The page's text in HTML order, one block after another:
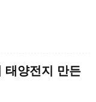
태양전지 만든